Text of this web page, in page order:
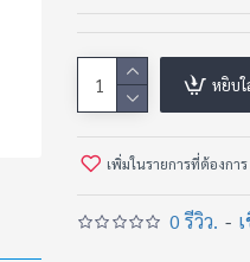
พระแม่กาลีมิใช่เทวี
แต่คือ “พลังศักติ”
พลังของกาลเวลา
พลังของการเปลี่ยนผ่
เพื่อเปิดทางให้สิ่งใ
0 รีวิว. -
หยิบใ
เพิ่มในรายการที่ต้องการ